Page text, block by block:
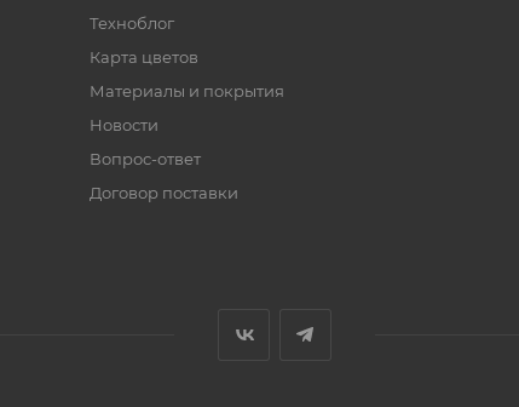
Техноблог
Карта цветов
Материалы и покрытия
Новости
Вопрос-ответ
Договор поставки